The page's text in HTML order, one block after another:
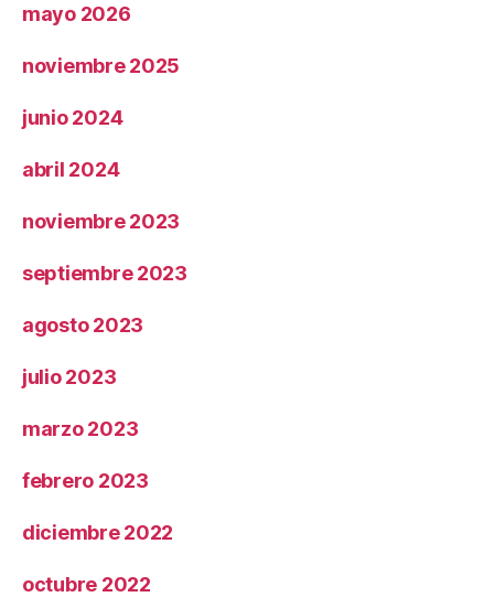
mayo 2026
noviembre 2025
junio 2024
abril 2024
noviembre 2023
septiembre 2023
agosto 2023
julio 2023
marzo 2023
febrero 2023
diciembre 2022
octubre 2022